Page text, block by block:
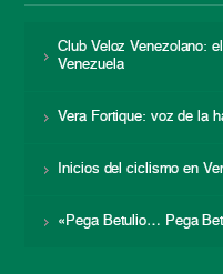
Club Veloz Venezolano:
Venezuela
Vera Fortique: voz de la
Inicios del ciclismo en
«Pega Betulio… Pega